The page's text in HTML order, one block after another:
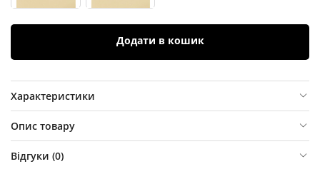
Додати в кошик
Характеристики
Опис товару
Відгуки (0)